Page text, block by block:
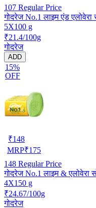
107 Regular Price
गोदरेज No.1 लाइम एंड
5X100 g
₹21.4/100g
गोदरेज
ADD
15%
OFF
₹148
MRP₹175
148 Regular Price
गोदरेज No.1 लाइम &
4X150 g
₹24.67/100g
गोदरेज